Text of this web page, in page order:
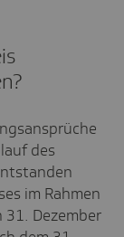
des
im Rahmen
31. Dezember